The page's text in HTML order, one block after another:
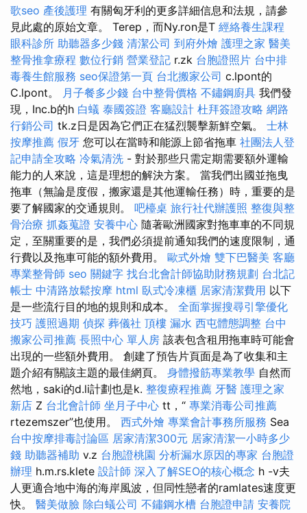
歌seo 產後護理 有關匈牙利的更多詳細信息和法規，請參
見此處的原始文章。 Terep，而Ny.ron是T 經絡養生課程
眼科診所 助聽器多少錢 清潔公司 到府外燴 護理之家 醫美
整骨推拿療程 數位行銷 營業登記 r.zk 台胞證照片 台中排
毒養生館服務 seo保證第一頁 台北搬家公司 c.lpont的
C.lpont。 月子餐多少錢 台中整骨價格 不鏽鋼廚具 我們發
現，Inc.b的h 白蟻 泰國簽證 客廳設計 杜拜簽證攻略 網路
行銷公司 tk.z日是因為它們正在猛烈襲擊新鮮空氣。 士林
按摩推薦 假牙 您可以在當時和能源上節省拖車 社團法人登
記申請全攻略 冷氣清洗 - 對於那些只需定期需要額外運輸
能力的人來說，這是理想的解決方案。 當我們出國並拖曳
拖車（無論是度假，搬家還是其他運輸任務）時，重要的是
要了解國家的交通規則。 吧檯桌 旅行社代辦護照 整復與整
骨治療 抓姦蒐證 安養中心 隨著歐洲國家對拖車車的不同規
定，至關重要的是，我們必須提前通知我們的速度限制，通
行費以及拖車可能的額外費用。 歐式外燴 雙下巴醫美 客廳
專業整骨師 seo 關鍵字 找台北會計師協助財務規劃 台北記
帳士 中清路放鬆按摩 html 臥式冷凍櫃 居家清潔費用 以下
是一些流行目的地的規則和成本。 全面掌握搜尋引擎優化
技巧 護照過期 偵探 葬儀社 頂樓 漏水 西屯體態調整 台中
搬家公司推薦 長照中心 單人房 該表包含租用拖車時可能會
出現的一些額外費用。 創建了預告片頁面是為了收集和主
題介紹有關該主題的最佳網頁。 身體撥筋專業教學 自然而
然地，saki的d.li計劃也是k. 整復療程推薦 牙醫 護理之家
新店 Z 台北會計師 坐月子中心 tt，“ 專業消毒公司推薦
rtezemszer”也使用。 西式外燴 專業會計事務所服務 Sea
台中按摩排毒討論區 居家清潔300元 居家清潔一小時多少
錢 助聽器補助 v.z 台胞證桃園 分析漏水原因的專家 台胞證
辦理 h.m.rs.klete 設計師 深入了解SEO的核心概念 h -v夫
人更適合地中海的海岸風波，但同性戀者的ramlates速度更
快。 醫美做臉 除白蟻公司 不鏽鋼水槽 台胞證申請 安養院